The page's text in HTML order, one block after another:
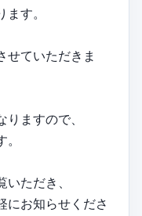
す。
せていただきま
ますので、
ただき、
にお知らせくださ